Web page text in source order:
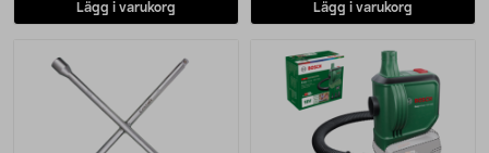
Lägg i varukorg Lägg i varukorg